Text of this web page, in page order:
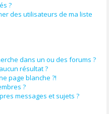
?
des utilisateurs de ma liste
dans un ou des forums ?
résultat ?
page blanche ?!
?
messages et sujets ?